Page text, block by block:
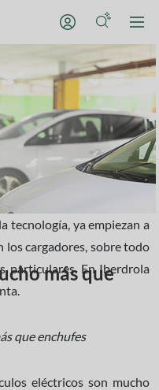
más que
tecnología, ya empiezan a
los cargadores, sobre todo
particulares. En Iberdrola
eléctricos son mucho